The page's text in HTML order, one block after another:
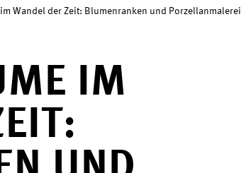
Wandel der Zeit: Blumenranken und Porzellanmalerei
IM